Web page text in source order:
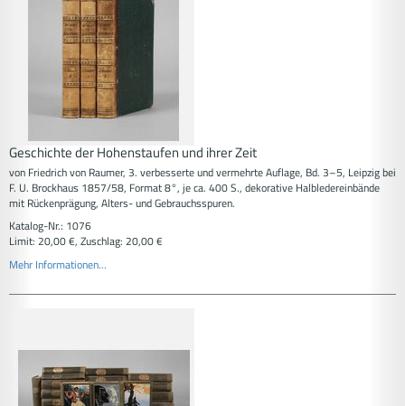
Geschichte der Hohenstaufen und ihrer Zeit
von Friedrich von Raumer, 3. verbesserte und vermehrte Auflage, Bd. 3–5, Leipzig bei
F. U. Brockhaus 1857/58, Format 8°, je ca. 400 S., dekorative Halbledereinbände
mit Rückenprägung, Alters- und Gebrauchsspuren.
Katalog-Nr.: 1076
Limit: 20,00 €, Zuschlag: 20,00 €
Mehr Informationen...